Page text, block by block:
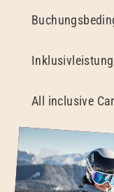
All inclusive